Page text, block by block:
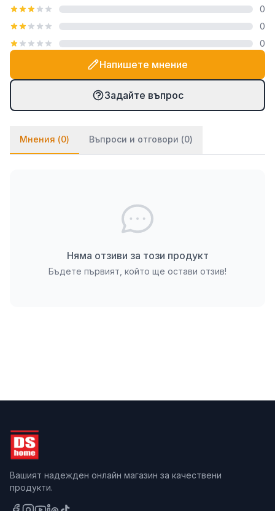
посредством закачалка тип "гребен", която е
включена в комплекта. При PVC паната частите
се монтират на стената посредством
двойнозалепващо се тиксо. Ако ще се монтират
върху стена с тапет, препоръчваме да използвате
и няколко капки лепило върху тиксото (всяко
бързозалепящо лепило като капчица, каноконлит
0
0
0
Напишете мнение
Задайте въпрос
Мнения (0) Въпроси и отговори (0)
Няма отзиви за този продукт
Бъдете първият, който ще остави отзив!
Вашият надежден онлайн магазин за качествени
продукти.